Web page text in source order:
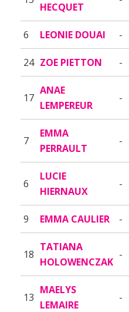
HECQUET
6 LEONIE DOUAI -
24 ZOE PIETTON -
17
ANAE
LEMPEREUR
-
7
EMMA
PERRAULT
-
6
LUCIE
HIERNAUX
-
9 EMMA CAULIER -
18
TATIANA
HOLOWENCZAK
-
13
MAELYS
LEMAIRE
-